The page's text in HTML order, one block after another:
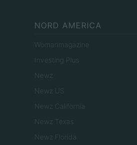
NORD AMERICA
Womanmagazine
Investing Plus
Newz
Newz US
Newz California
Newz Texas
Newz Florida